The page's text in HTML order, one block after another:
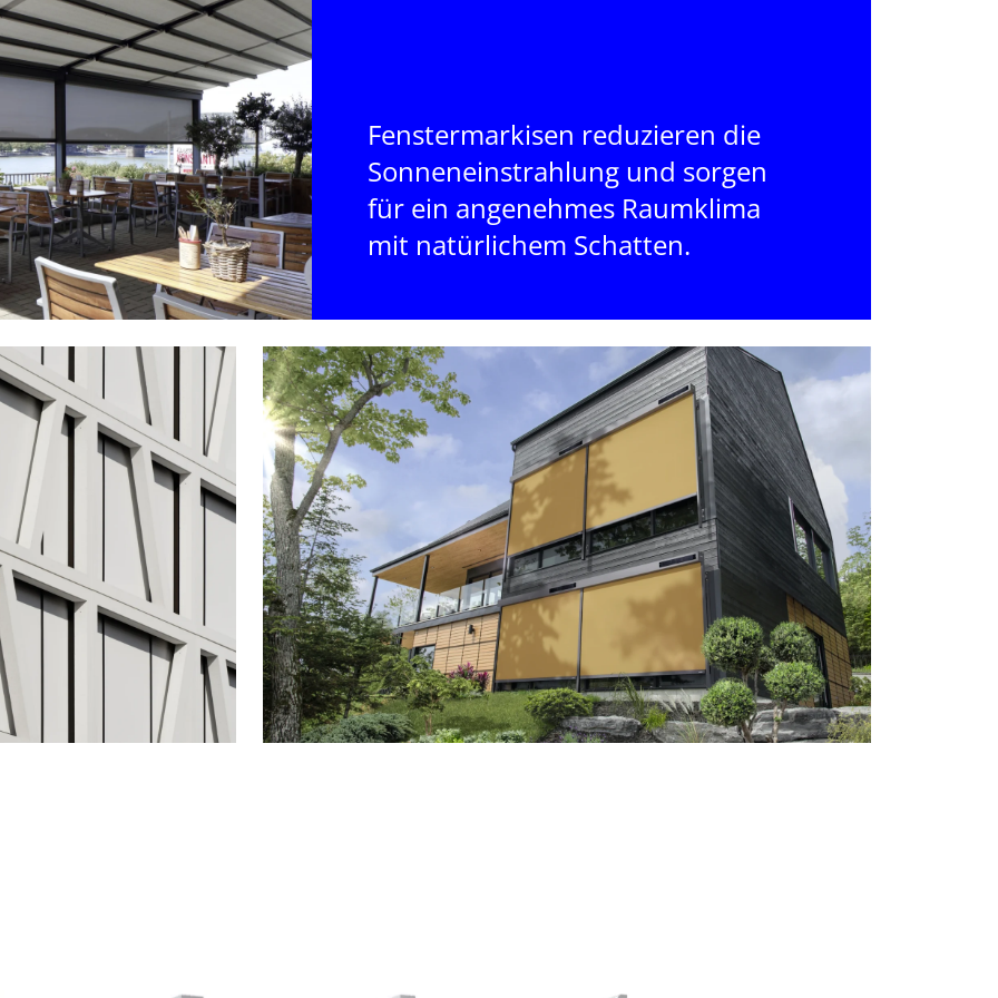
Fenstermarkisen reduzieren die
Sonneneinstrahlung und sorgen
für ein angenehmes Raumklima
mit natürlichem Schatten.